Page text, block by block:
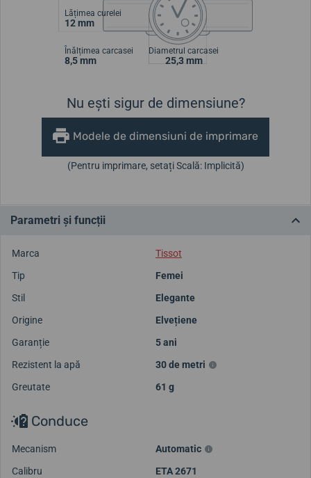
Lățimea curelei
12 mm
Înălțimea carcasei
8,5 mm
Diametrul carcasei
25,3 mm
Nu ești sigur de dimensiune?
Modele de dimensiuni de imprimare
(Pentru imprimare, setați Scală: Implicită)
Parametri și funcții
Marca
Tissot
Tip
Femei
Stil
Elegante
Origine
Elvețiene
Garanție
5 ani
Rezistent la apă
30 de metri
Greutate
61 g
Conduce
Mecanism
Automatic
Calibru
ETA 2671